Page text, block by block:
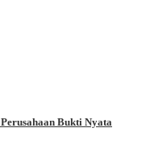
Bukti Nyata